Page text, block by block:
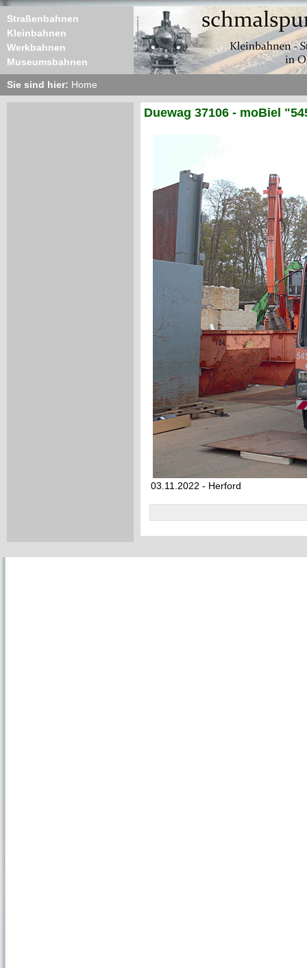
Straßenbahnen
Kleinbahnen
Werkbahnen
Museumsbahnen
Sie sind hier: Home
Duewag 37106 - moBiel
03.11.2022 - Herford